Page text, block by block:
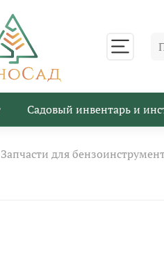
Садовый инвентарь и
Запчасти для